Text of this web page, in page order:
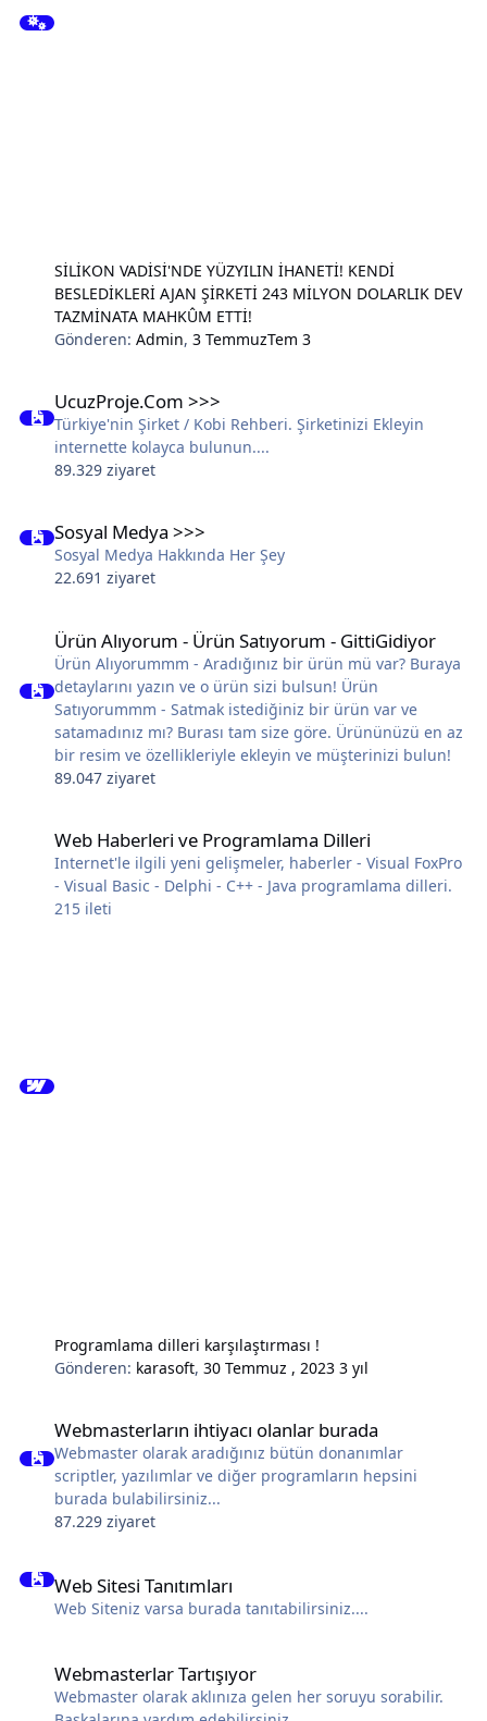
SİLİKON VADİSİ'NDE YÜZYILIN İHANETİ! KENDİ
BESLEDİKLERİ AJAN ŞİRKETİ 243 MİLYON DOLARLIK DEV
TAZMİNATA MAHKÛM ETTİ!
Gönderen:Admin,3 TemmuzTem 3
UcuzProje.Com >>>
Türkiye'nin Şirket / Kobi Rehberi. Şirketinizi Ekleyin
internette kolayca bulunun....
89.329 ziyaret
Sosyal Medya >>>
Sosyal Medya Hakkında Her Şey
22.691 ziyaret
Ürün Alıyorum - Ürün Satıyorum - GittiGidiyor
Ürün Alıyorummm - Aradığınız bir ürün mü var? Buraya
detaylarını yazın ve o ürün sizi bulsun! Ürün
Satıyorummm - Satmak istediğiniz bir ürün var ve
satamadınız mı? Burası tam size göre. Ürününüzü en az
bir resim ve özellikleriyle ekleyin ve müşterinizi bulun!
89.047 ziyaret
Web Haberleri ve Programlama Dilleri
Internet'le ilgili yeni gelişmeler, haberler - Visual FoxPro
- Visual Basic - Delphi - C++ - Java programlama dilleri.
215 ileti
Programlama dilleri karşılaştırması !
Gönderen: karasoft,30 Temmuz , 20233 yıl
Webmasterların ihtiyacı olanlar burada
Webmaster olarak aradığınız bütün donanımlar
scriptler, yazılımlar ve diğer programların hepsini
burada bulabilirsiniz...
87.229 ziyaret
Web Sitesi Tanıtımları
Web Siteniz varsa burada tanıtabilirsiniz....
Webmasterlar Tartışıyor
Webmaster olarak aklınıza gelen her soruyu sorabilir.